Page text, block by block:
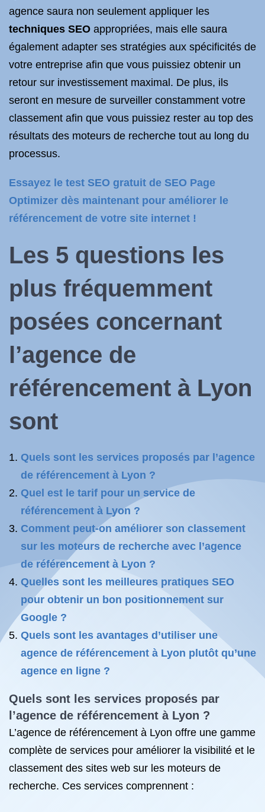
agence saura non seulement appliquer les
techniques SEO appropriées, mais elle saura
également adapter ses stratégies aux spécificités de
votre entreprise afin que vous puissiez obtenir un
retour sur investissement maximal. De plus, ils
seront en mesure de surveiller constamment votre
classement afin que vous puissiez rester au top des
résultats des moteurs de recherche tout au long du
processus.
Essayez le test SEO gratuit de SEO Page
Optimizer dès maintenant pour améliorer le
référencement de votre site internet !
Les 5 questions les
plus fréquemment
posées concernant
l’agence de
référencement à Lyon
sont
Quels sont les services proposés par l’agence
de référencement à Lyon ?
Quel est le tarif pour un service de
référencement à Lyon ?
Comment peut-on améliorer son classement
sur les moteurs de recherche avec l’agence
de référencement à Lyon ?
Quelles sont les meilleures pratiques SEO
pour obtenir un bon positionnement sur
Google ?
Quels sont les avantages d’utiliser une
agence de référencement à Lyon plutôt qu’une
agence en ligne ?
Quels sont les services proposés par
l’agence de référencement à Lyon ?
L’agence de référencement à Lyon offre une gamme
complète de services pour améliorer la visibilité et le
classement des sites web sur les moteurs de
recherche. Ces services comprennent :